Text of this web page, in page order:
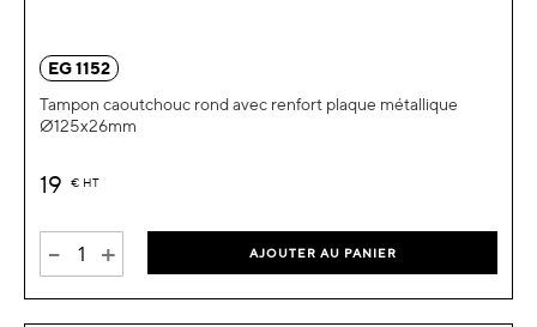
EG 1152
Tampon caoutchouc rond avec renfort plaque métallique
Ø125x26mm
19 € HT
- + AJOUTER AU PANIER